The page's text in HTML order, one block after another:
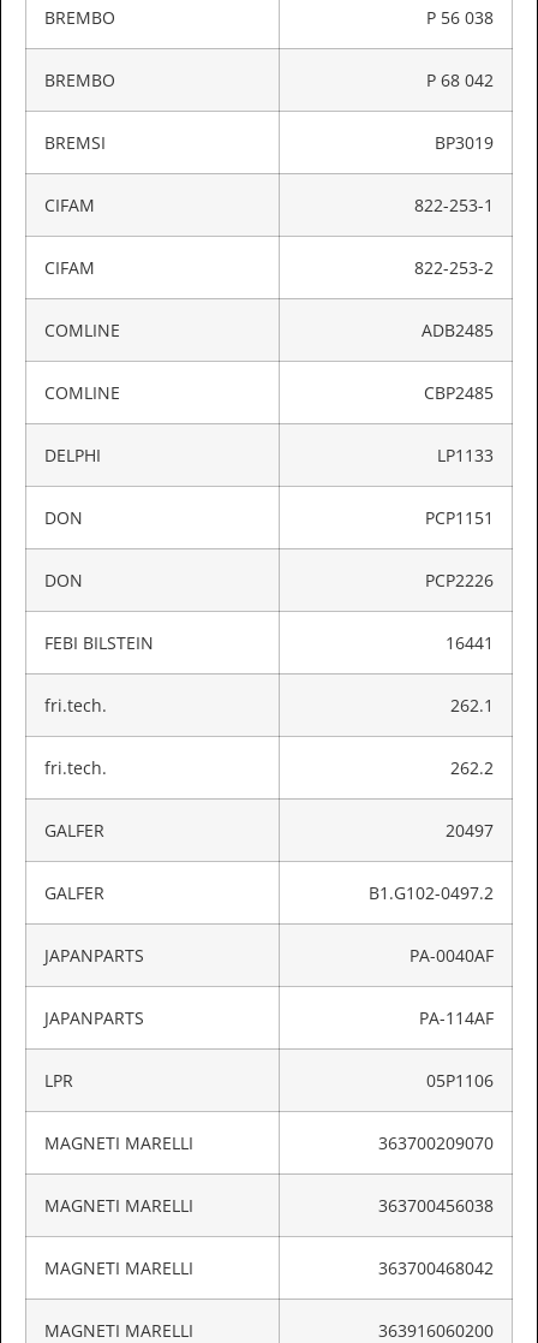
BREMBO P 56 038
BREMBO P 68 042
BREMSI BP3019
CIFAM 822-253-1
CIFAM 822-253-2
COMLINE ADB2485
COMLINE CBP2485
DELPHI LP1133
DON PCP1151
DON PCP2226
FEBI BILSTEIN 16441
fri.tech. 262.1
fri.tech. 262.2
GALFER 20497
GALFER B1.G102-0497.2
JAPANPARTS PA-0040AF
JAPANPARTS PA-114AF
LPR 05P1106
MAGNETI MARELLI 363700209070
MAGNETI MARELLI 363700456038
MAGNETI MARELLI 363700468042
MAGNETI MARELLI 363916060200